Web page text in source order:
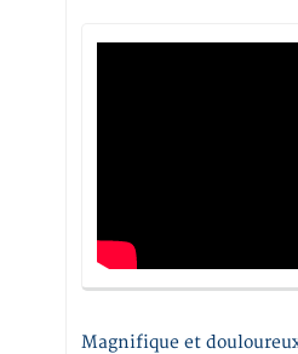
Magnifique et